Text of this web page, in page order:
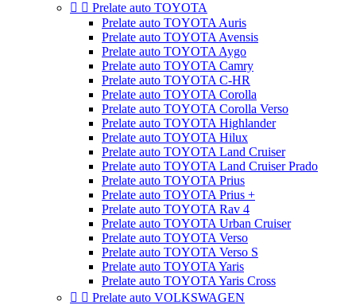
  Prelate auto TOYOTA
Prelate auto TOYOTA Auris
Prelate auto TOYOTA Avensis
Prelate auto TOYOTA Aygo
Prelate auto TOYOTA Camry
Prelate auto TOYOTA C-HR
Prelate auto TOYOTA Corolla
Prelate auto TOYOTA Corolla Verso
Prelate auto TOYOTA Highlander
Prelate auto TOYOTA Hilux
Prelate auto TOYOTA Land Cruiser
Prelate auto TOYOTA Land Cruiser Prado
Prelate auto TOYOTA Prius
Prelate auto TOYOTA Prius +
Prelate auto TOYOTA Rav 4
Prelate auto TOYOTA Urban Cruiser
Prelate auto TOYOTA Verso
Prelate auto TOYOTA Verso S
Prelate auto TOYOTA Yaris
Prelate auto TOYOTA Yaris Cross
  Prelate auto VOLKSWAGEN